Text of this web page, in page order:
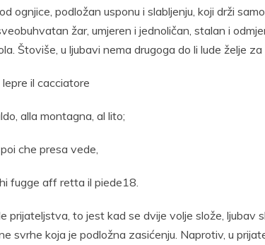
ognjice, podložan usponu i slabljenju, koji drži
žar, umjeren i jednoličan, stalan i
Štoviše, u ljubavi nema drugoga do li lude želje
il cacciatore
alla montagna, al lito;
che presa vede,
fugge aff retta il piede18.
prijateljstva, to jest kad se dvije volje slože, ljubav
svrhe koja je podložna zasićenju. Naprotiv, u